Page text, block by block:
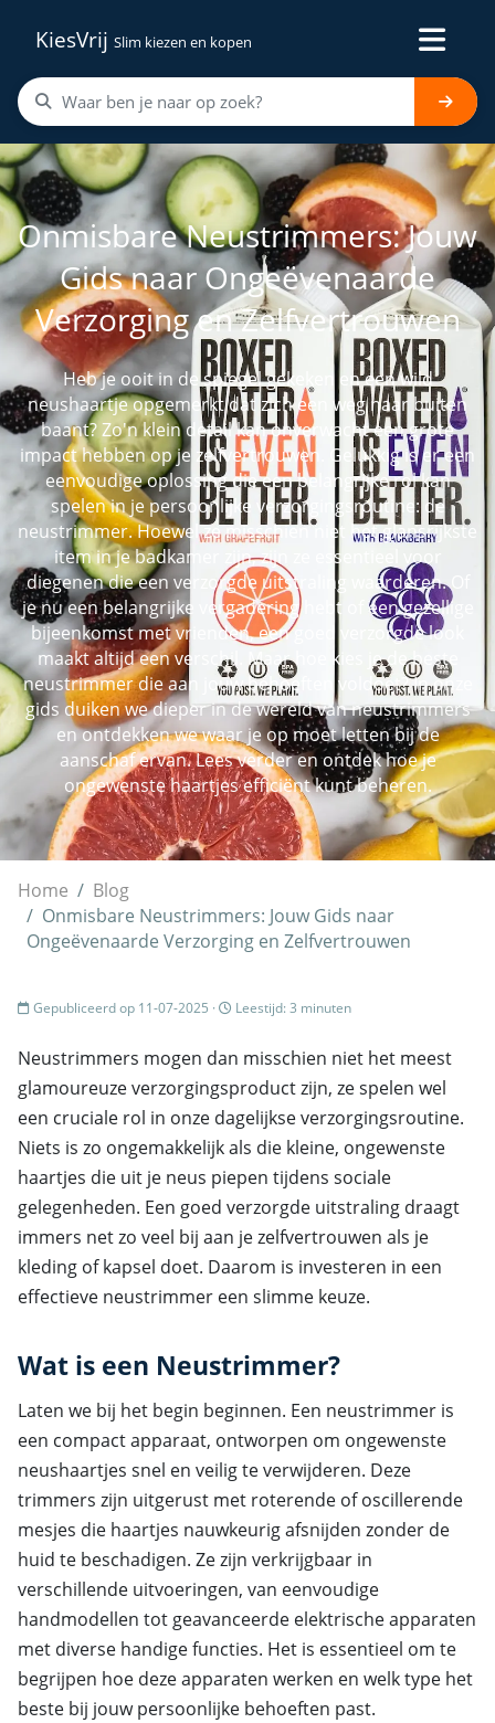
KiesVrij Slim kiezen en kopen
Onmisbare Neustrimmers: Jouw
Gids naar Ongeëvenaarde
Verzorging en Zelfvertrouwen
Heb je ooit in de spiegel gekeken en een wild
neushaartje opgemerkt dat zich een weg naar buiten
baant? Zo'n klein detail kan onverwacht een grote
impact hebben op je zelfvertrouwen. Gelukkig is er een
eenvoudige oplossing die een belangrijke rol kan
spelen in je persoonlijke verzorgingsroutine: de
neustrimmer. Hoewel ze misschien niet het glansrijkste
item in je badkamer zijn, zijn ze essentieel voor
diegenen die een verzorgde uitstraling waarderen. Of
je nu een belangrijke vergadering hebt of een gezellige
bijeenkomst met vrienden, een goed verzorgde look
maakt altijd een verschil. Maar hoe kies je de beste
neustrimmer die aan jouw behoeften voldoet? In onze
gids duiken we dieper in de wereld van neustrimmers
en ontdekken we waar je op moet letten bij de
aanschaf ervan. Lees verder en ontdek hoe je
ongewenste haartjes efficiënt kunt beheren.
Home
Blog
Onmisbare Neustrimmers: Jouw Gids naar
Ongeëvenaarde Verzorging en Zelfvertrouwen
Gepubliceerd op 11-07-2025 · Leestijd: 3 minuten
Neustrimmers mogen dan misschien niet het meest
glamoureuze verzorgingsproduct zijn, ze spelen wel
een cruciale rol in onze dagelijkse verzorgingsroutine.
Niets is zo ongemakkelijk als die kleine, ongewenste
haartjes die uit je neus piepen tijdens sociale
gelegenheden. Een goed verzorgde uitstraling draagt
immers net zo veel bij aan je zelfvertrouwen als je
kleding of kapsel doet. Daarom is investeren in een
effectieve neustrimmer een slimme keuze.
Wat is een Neustrimmer?
Laten we bij het begin beginnen. Een neustrimmer is
een compact apparaat, ontworpen om ongewenste
neushaartjes snel en veilig te verwijderen. Deze
trimmers zijn uitgerust met roterende of oscillerende
mesjes die haartjes nauwkeurig afsnijden zonder de
huid te beschadigen. Ze zijn verkrijgbaar in
verschillende uitvoeringen, van eenvoudige
handmodellen tot geavanceerde elektrische apparaten
met diverse handige functies. Het is essentieel om te
begrijpen hoe deze apparaten werken en welk type het
beste bij jouw persoonlijke behoeften past.